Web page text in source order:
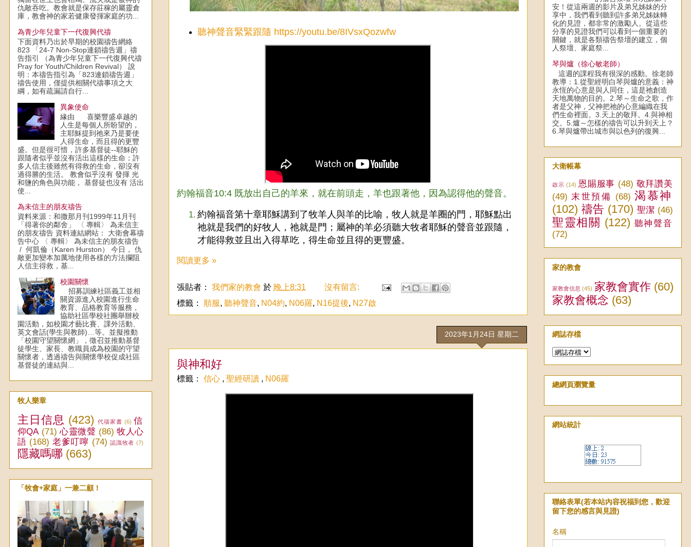
聽神聲音緊緊跟隨 https://youtu.be/8IVsxQozwfw
約翰福音10:4 既放出自己的羊來，就在前頭走，羊也跟著他，因為認得他的聲音。
約翰福音第十章耶穌講到了牧羊人與羊的比喻，牧人就是羊圈的門，耶穌點出
祂就是我們的好牧人，祂就是門；屬神的羊必須聽大牧者耶穌的聲音並跟隨，
才能得救並且出入得草吃，得生命並且得的更豐盛。
閱讀更多 »
張貼者： 我們家的教會 於 晚上8:31
沒有留言:
標籤： 順服, 聽神聲音, N04約, N06羅, N16提後, N27啟
2023年1月24日 星期二
與神和好
標籤： 信心 , 聖經研讀 , N06羅
仇敵吞吃。教會就是保存莊稼的屬靈倉
庫，教會神的家若健康發揮家庭的功...
為青少年兒童下一代復興代禱
下面資料乃出於早期的校園禱告網絡
823 「24-7 Non-Stop連鎖禱告週」禱
告指引 （為青少年兒童下一代復興代禱
Pray for Youth/Children Revival） 說
明：本禱告指引為「823連鎖禱告週」
禱告使用，僅提供相關代禱事項之大
綱，如有疏漏請自行...
異象使命
緣由 喜樂豐盛卓越的
人生是每個人所盼望的，
主耶穌提到祂來乃是要使
人得生命，而且得的更豐
盛。但是很可惜，許多基督徒--耶穌的
跟隨者似乎並沒有活出這樣的生命；許
多人信主後雖然有得救的生命，卻沒有
過得勝的生活。 教會似乎沒有 發揮 光
和鹽的角色與功能， 基督徒也沒有 活出
使...
為未信主的朋友禱告
資料來源：和撒那月刊1999年11月刊
「得著你的鄰舍」 〈 專輯〉 為未信主
的朋友禱告 資料連結網站： 大衛會幕禱
告中心 〈 專輯〉 為未信主的朋友禱告
/ 何凱倫（Karen Hurston） 今日， 仇
敵更加變本加厲地使用各樣的方法攔阻
人信主得救，基...
校園關懷
招募訓練社區義工並相
關資源進入校園進行生命
教育、品格教育等服務，
協助社區學校社團舉辦校
園活動，如校園才藝比賽、課外活動、
英文會話(學生與教師)…等。並擬推動
「校園守望關懷網」，徵召並推動基督
徒學生、家長、教職員成為校園的守望
關懷者，透過禱告與關懷學校促成社區
基督徒的連結與...
牧人樂章
主日信息 (423) 代禱家書 (6) 信
仰QA (71) 心靈微聲 (86) 牧人心
語 (168) 老爹叮嚀 (74) 認識牧者 (7)
隱藏嗎哪 (663)
「牧會+家庭」一兼二顧！
安！從這兩週的影片及弟兄姊妹的分
享中，我們看到聽到許多弟兄姊妹轉
化的見證，都非常的激勵人。從這些
分享的見證我們可以看到一個重要的
關鍵，就是各類禱告祭壇的建立，個
人祭壇、家庭祭...
琴與爐（徐心敏老師）
這週的課程我有很深的感動。徐老師
教導：1.從聖經明白琴與爐的意義：神
永恆的心意是與人同住，這是祂創造
天地萬物的目的。2.琴～生命之歌，作
者是父神，父神把祂的心意編織在我
們生命裡面。3.天上的敬拜。4.與神相
交。5.爐～怎樣的禱告可以升到天上？
6.琴與爐帶出城市與以色列的復興...
大衛帳幕
啟示 (14) 恩賜服事 (48) 敬拜讚美
(49) 末世預備 (68) 渴慕神
(102) 禱告 (170) 聖潔 (46)
聖靈相關 (122) 聽神聲音
(72)
家的教會
家教會信息 (45) 家教會實作 (60)
家教會概念 (63)
網誌存檔
總網頁瀏覽量
網站統計
聯絡表單(若本站內容祝福到您，歡迎
留下您的感言與見證)
名稱